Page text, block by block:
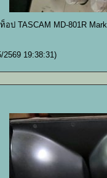
อป TASCAM MD-801R
2569 19:38:31)